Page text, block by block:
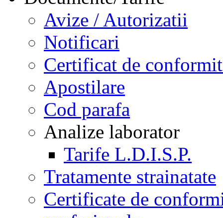
Avize / Autorizatii
Notificari
Certificat de
Apostilare
Cod parafa
Analize laborator
Tarife L.D.I.S.P.
Tratamente strainatate
Certificate de